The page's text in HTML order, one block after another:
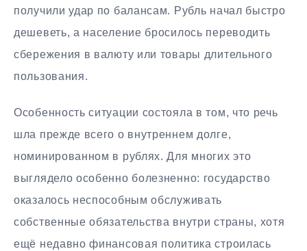
получили удар по балансам. Рубль начал быстро
дешеветь, а население бросилось переводить
сбережения в валюту или товары длительного
пользования.
Особенность ситуации состояла в том, что речь
шла прежде всего о внутреннем долге,
номинированном в рублях. Для многих это
выглядело особенно болезненно: государство
оказалось неспособным обслуживать
собственные обязательства внутри страны, хотя
ещё недавно финансовая политика строилась